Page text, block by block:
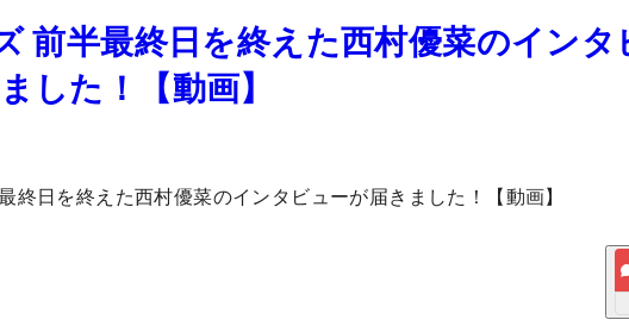
前半最終日を終えた西村優菜のインタ
した！【動画】
終日を終えた西村優菜のインタビューが届きました！【動画】